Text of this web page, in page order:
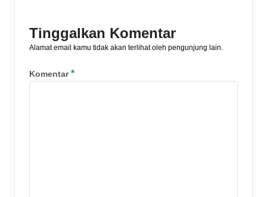
Tinggalkan Komentar
Alamat email kamu tidak akan terlihat oleh pengunjung lain.
Komentar*